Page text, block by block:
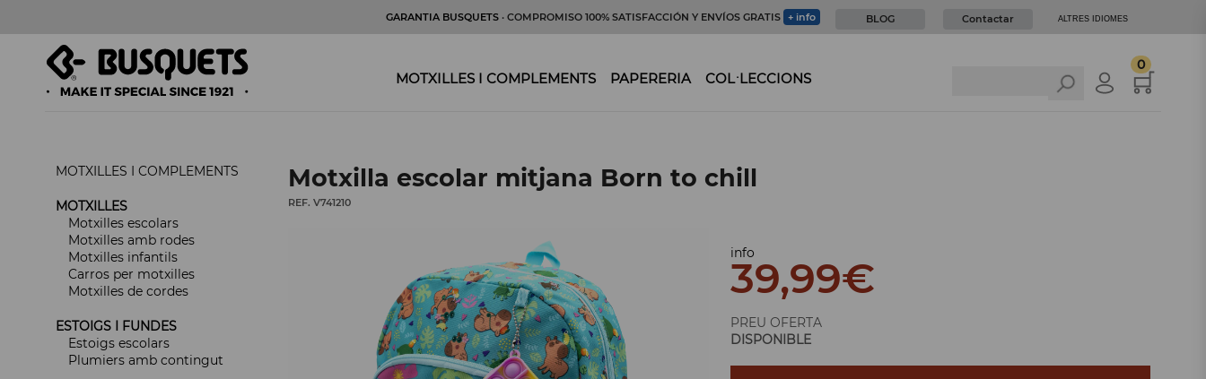
GARANTIA BUSQUETS · COMPROMISO 100% SATISFACCIÓN Y ENVÍOS GRATIS + info BLOG Contactar ALTRES IDIOMES
MOTXILLES I COMPLEMENTS PAPERERIA COL·LECCIONS
0
MOTXILLES I COMPLEMENTS
MOTXILLES
Motxilles escolars
Motxilles amb rodes
Motxilles infantils
Carros per motxilles
Motxilles de cordes
ESTOIGS I FUNDES
Estoigs escolars
Plumiers amb contingut
Motxilla escolar mitjana Born to chill
REF. V741210
info
39,99€
PREU OFERTA
DISPONIBLE